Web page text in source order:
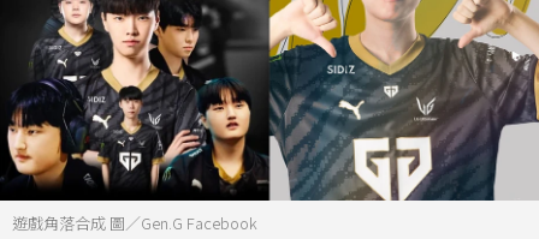
遊戲角落合成 圖／Gen.G Facebook